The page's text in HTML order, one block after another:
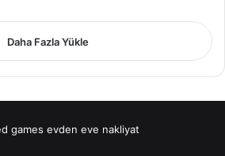
Daha Fazla Yükle
games evden eve nakliyat